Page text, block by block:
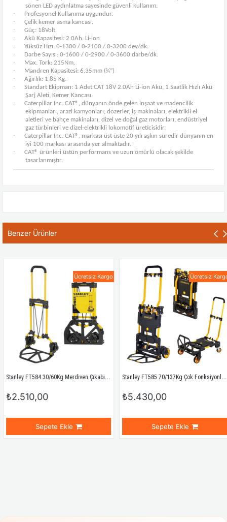
sönen LED aydınlatma sayesinde güvenli kullanım.
· Profesyonel Kullanıma uygundur.
· Çelik kemer asma kancası.
· Güç: 18Volt
· Akü Kapasitesi: 2.0Ah. Li-ion
· Yüksüz Hızı: 0-1300 / 0-2100 / 0-3200 dev/dk.
· Darbe Sayısı: 0-1600 / 0-2900 / 0-3600 darbe/dk.
· Max. Tork: 215Nm.
· Mandren Kapasitesi: 6,35mm (¼”)
· Ağırlık: 1,85 Kg.
·
Standart Ekipman: 1 Adet CAT 18V 2.0Ah Li-ion Akü, 1 Saatlik Hızlı Akü
Şarj Aleti, Kemer Kancası.
·
Caterpillar Inc. CAT®, dünyanın önde gelen inşaat ve madencilik
ekipmanları, arazi kamyonları, dozerler, iş makinaları, elektrikli el
aletleri ve bahçe makinaları, dizel ve doğal gaz motorları, endüstriyel
gaz türbinleri ve dizel-elektrikli lokomotif üreticisidir.
·
Caterpillar Inc. CAT®, markası üst üste 20 yılı aşkın süredir dünyanın en
iyi 100 markası arasında yer almaktadır.
·
CAT® ürünleri üstün performans ve uzun ömürlü olacak şekilde
tasarlanmıştır.
Benzer Ürünler
Stanley FT584 30/60Kg Merdiven Çıkabilen Katlanır El Arabası
Sepete Ekle
Ücretsiz Kargo
Stanley FT585 70/137Kg Çok Fonksiyonlu Katlanır El Arabası
₺5.430,00
Sepete Ekle
Ücretsiz Kargo